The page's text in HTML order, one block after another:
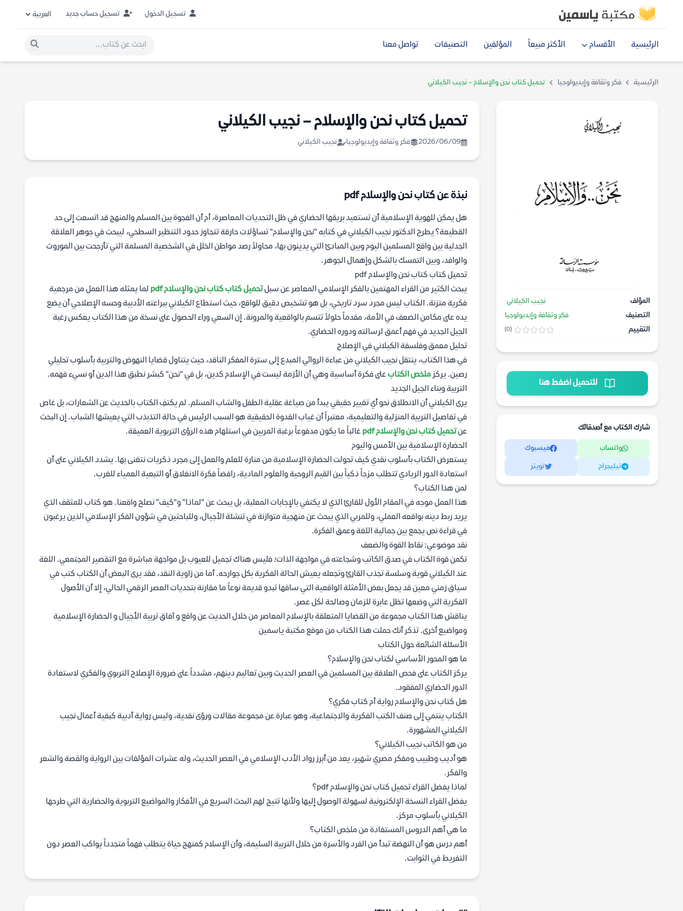
تسجيل الدخول تسجيل حساب جديد
الرئيسية الأقسام الأكثر مبيعاً المؤلفين التصنيفات تواصل معنا
الرئيسية فكر وثقافة وإيديولوجيا تحميل كتاب نحن والإسلام – نجيب الكيلاني
المؤلف
نجيب الكيلاني
التصنيف
فكر وثقافة وإيديولوجيا
التقييم
(0)
للتحميل اضغط هنا
شارك الكتاب مع أصدقائك
واتساب فيسبوك
تيليجرام تويتر
تحميل كتاب نحن والإسلام – نجيب الكيلاني
2026/06/09 فكر وثقافة وإيديولوجيا نجيب الكيلاني
نبذة عن كتاب نحن والإسلام pdf
هل يمكن للهوية الإسلامية أن تستعيد بريقها الحضاري في ظل التحديات المعاصرة، أم أن الفجوة بين المسلم والمنهج قد اتسعت إلى حد
القطيعة؟ يطرح الدكتور نجيب الكيلاني في كتابه "نحن والإسلام" تساؤلات حارقة تتجاوز حدود التنظير السطحي، ليبحث في جوهر العلاقة
الجدلية بين واقع المسلمين اليوم وبين المبادئ التي يدينون بها، محاولاً رصد مواطن الخلل في الشخصية المسلمة التي تأرجحت بين الموروث
والوافد، وبين التمسك بالشكل وإهمال الجوهر.
تحميل كتاب كتاب نحن والإسلام pdf
يبحث الكثير من القراء المهتمين بالفكر الإسلامي المعاصر عن سبلتحميل كتاب كتاب نحن والإسلام pdf
لما يمثله هذا العمل من مرجعية
فكرية متزنة. الكتاب ليس مجرد سرد تاريخي، بل هو تشخيص دقيق للواقع، حيث استطاع الكيلاني ببراعته الأدبية وحسه الإصلاحي أن يضع
يده على مكامن الضعف في الأمة، مقدماً حلولاً تتسم بالواقعية والمرونة. إن السعي وراء الحصول على نسخة من هذا الكتاب يعكس رغبة
الجيل الجديد في فهم أعمق لرسالته ودوره الحضاري.
تحليل معمق وفلسفة الكيلاني في الإصلاح
في هذا الكتاب، ينتقل نجيب الكيلاني من عباءة الروائي المبدع إلى سترة المفكر الناقد، حيث يتناول قضايا النهوض والتربية بأسلوب تحليلي
رصين. يركز ملخص الكتابعلى فكرة أساسية وهي أن الأزمة ليست في الإسلام كدين، بل في "نحن" كبشر نطبق هذا الدين أو نسيء فهمه.
التربية وبناء الجيل الجديد
يرى الكيلاني أن الانطلاق نحو أي تغيير حقيقي يبدأ من صياغة عقلية الطفل والشاب المسلم. لم يكتفِ الكتاب بالحديث عن الشعارات، بل غاص
في تفاصيل التربية المنزلية والتعليمية، معتبراً أن غياب القدوة الحقيقية هو السبب الرئيس في حالة التذبذب التي يعيشها الشباب. إن البحث
عنتحميل كتاب نحن والإسلام pdf
غالباً ما يكون مدفوعاً برغبة المربين في استلهام هذه الرؤى التربوية العميقة.
الحضارة الإسلامية بين الأمس واليوم
يستعرض الكتاب بأسلوب نقدي كيف تحولت الحضارة الإسلامية من منارة للعلم والعمل إلى مجرد ذكريات نتغنى بها. يشدد الكيلاني على أن
استعادة الدور الريادي تتطلب مزجاً ذكياً بين القيم الروحية والعلوم المادية، رافضاً فكرة الانغلاق أو التبعية العمياء للغرب.
لمن هذا الكتاب؟
هذا العمل موجه في المقام الأول للقارئ الذي لا يكتفي بالإجابات المعلبة، بل يبحث عن "لماذا" و"كيف" نصلح واقعنا. هو كتاب للمثقف الذي
يريد ربط دينه بواقعه العملي، وللمربي الذي يبحث عن منهجية متوازنة في تنشئة الأجيال، وللباحثين في شؤون الفكر الإسلامي الذين يرغبون
في قراءة نص يجمع بين جمالية اللغة وعمق الفكرة.
نقد موضوعي: نقاط القوة والضعف
تكمن قوة الكتاب في صدق الكاتب وشجاعته في مواجهة الذات؛ فليس هناك تجميل للعيوب بل مواجهة مباشرة مع التقصير المجتمعي. اللغة
عند الكيلاني قوية وسلسة تجذب القارئ وتجعله يعيش الحالة الفكرية بكل جوارحه. أما من زاوية النقد، فقد يرى البعض أن الكتاب كتب في
سياق زمني معين قد يجعل بعض الأمثلة الواقعية التي ساقها تبدو قديمة نوعاً ما مقارنة بتحديات العصر الرقمي الحالي، إلا أن الأصول
الفكرية التي وضعها تظل عابرة للزمان وصالحة لكل عصر.
يناقش هذا الكتاب مجموعة من القضايا المتعلقة بالإسلام المعاصر من خلال الحديث عن واقع و آفاق تربية الأجيال و الحضارة الإسلامية
ومواضيع أخرى. تذكر أنك حملت هذا الكتاب من موقع مكتبة ياسمين
الأسئلة الشائعة حول الكتاب
ما هو المحور الأساسي لكتاب نحن والإسلام؟
يركز الكتاب على فحص العلاقة بين المسلمين في العصر الحديث وبين تعاليم دينهم، مشدداً على ضرورة الإصلاح التربوي والفكري لاستعادة
الدور الحضاري المفقود.
هل كتاب نحن والإسلام رواية أم كتاب فكري؟
الكتاب ينتمي إلى صنف الكتب الفكرية والاجتماعية، وهو عبارة عن مجموعة مقالات ورؤى نقدية، وليس رواية أدبية كبقية أعمال نجيب
الكيلاني المشهورة.
من هو الكاتب نجيب الكيلاني؟
هو أديب وطبيب ومفكر مصري شهير، يعد من أبرز رواد الأدب الإسلامي في العصر الحديث، وله عشرات المؤلفات بين الرواية والقصة والشعر
والفكر.
لماذا يفضل القراء تحميل كتاب نحن والإسلام pdf؟
يفضل القراء النسخة الإلكترونية لسهولة الوصول إليها ولأنها تتيح لهم البحث السريع في الأفكار والمواضيع التربوية والحضارية التي طرحها
الكيلاني بأسلوب مركز.
ما هي أهم الدروس المستفادة من ملخص الكتاب؟
أهم درس هو أن النهضة تبدأ من الفرد والأسرة من خلال التربية السليمة، وأن الإسلام كمنهج حياة يتطلب فهماً متجدداً يواكب العصر دون
التفريط في الثوابت.